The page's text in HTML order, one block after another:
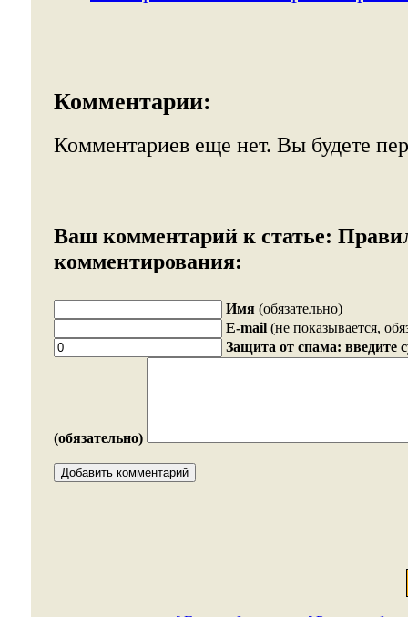
Комментарии:
Комментариев еще нет. Вы будете
Ваш комментарий к статье:
комментирования:
Имя (обязательно)
E-mail (не показывается,
Защита от спама: введите
(обязательно)